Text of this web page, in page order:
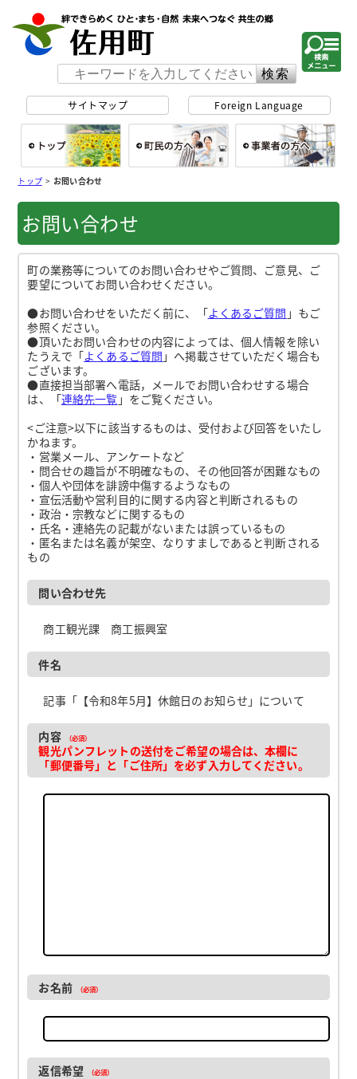
サイトマップ Foreign Language
トップ>お問い合わせ
お問い合わせ
町の業務等についてのお問い合わせやご質問、ご意見、ご
要望についてお問い合わせください。
●お問い合わせをいただく前に、「よくあるご質問 」もご
参照ください。
●頂いたお問い合わせの内容によっては、個人情報を除い
たうえで「よくあるご質問 」へ掲載させていただく場合も
ございます。
●直接担当部署へ電話，メールでお問い合わせする場合
は、「連絡先一覧 」をご覧ください。
<ご注意>以下に該当するものは、受付および回答をいたし
かねます。
・営業メール、アンケートなど
・問合せの趣旨が不明確なもの、その他回答が困難なもの
・個人や団体を誹謗中傷するようなもの
・宣伝活動や営利目的に関する内容と判断されるもの
・政治・宗教などに関するもの
・氏名・連絡先の記載がないまたは誤っているもの
・匿名または名義が架空、なりすましであると判断される
もの
問い合わせ先
商工観光課 商工振興室
件名
記事「【令和8年5月】休館日のお知らせ」について
内容 （必須）
観光パンフレットの送付をご希望の場合は、本欄に
「郵便番号」と「ご住所」を必ず入力してください。
お名前 （必須）
返信希望 （必須）